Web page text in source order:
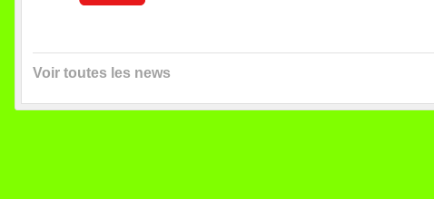
Voir toutes les news